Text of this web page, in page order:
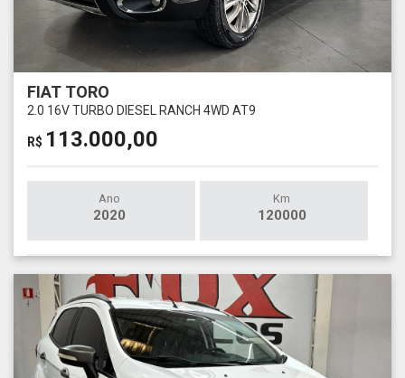
FIAT TORO
2.0 16V TURBO DIESEL RANCH 4WD AT9
R$ 113.000,00
Ano
2020
Km
120000